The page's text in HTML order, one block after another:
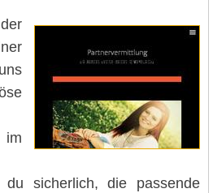
im
sicherlich, die passende